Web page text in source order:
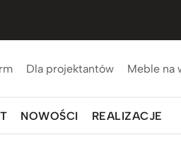
Dla projektantów Meble na
NOWOŚCI REALIZACJE